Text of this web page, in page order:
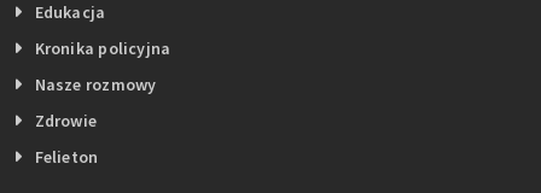
Edukacja
Kronika policyjna
Nasze rozmowy
Zdrowie
Felieton